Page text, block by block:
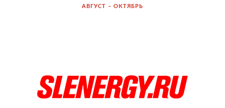
АВГУСТ – ОКТЯБРЬ